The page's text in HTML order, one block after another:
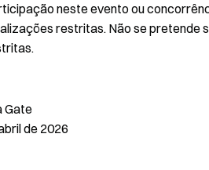
neste evento ou
restritas. Não se pretende
Gate
de 2026